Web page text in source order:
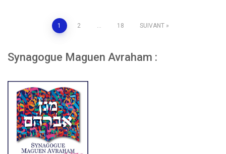
Pagination
des
1 2 18 SUIVANT
Synagogue Maguen Avraham :